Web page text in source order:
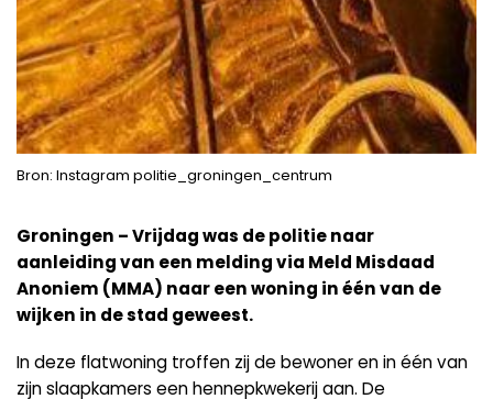
Bron: Instagram politie_groningen_centrum
Groningen – Vrijdag was de politie naar
aanleiding van een melding via Meld Misdaad
Anoniem (MMA) naar een woning in één van de
wijken in de stad geweest.
In deze flatwoning troffen zij de bewoner en in één van
zijn slaapkamers een hennepkwekerij aan. De